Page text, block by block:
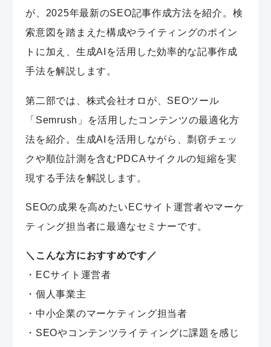
が、2025年最新のSEO記事作成方法を紹介。検
索意図を踏まえた構成やライティングのポイン
トに加え、生成AIを活用した効率的な記事作成
手法を解説します。
第二部では、株式会社オロが、SEOツール
「Semrush」を活用したコンテンツの最適化方
法を紹介。生成AIを活用しながら、剽窃チェッ
クや順位計測を含むPDCAサイクルの短縮を実
現する手法を解説します。
SEOの成果を高めたいECサイト運営者やマーケ
ティング担当者に最適なセミナーです。
＼こんな方におすすめです／
・ECサイト運営者
・個人事業主
・中小企業のマーケティング担当者
・SEOやコンテンツライティングに課題を感じ